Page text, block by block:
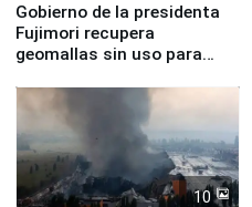
Gobierno de la presidenta
Fujimori recupera
geomallas sin uso para
Fenómeno El Niño
10